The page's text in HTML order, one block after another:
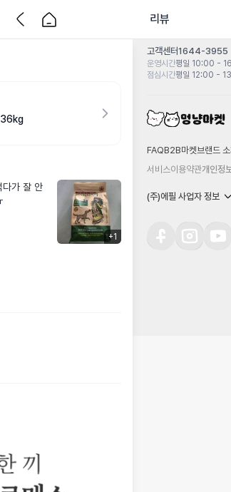
리뷰
+1
다가 잘 안
고객센터1644-3955
운영시간평일 10:00 -
점심시간평일 12:00 -
FAQB2B마켓 브랜드
서비스이용약관개인정
(주)에필 사업자 정보